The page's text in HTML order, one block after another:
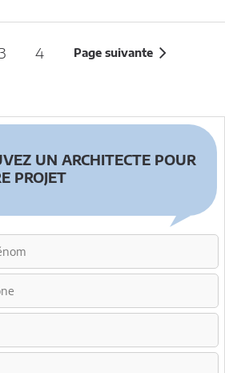
4 Page suivante
UN ARCHITECTE POUR
PROJET